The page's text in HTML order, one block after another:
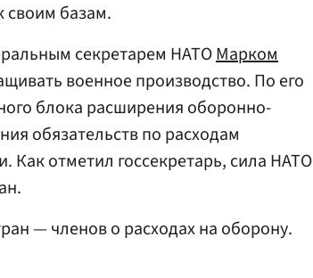
своим базам.
секретарем НАТОМарком
военное производство. По его
блока расширения оборонно-
обязательств по расходам
Как отметил госсекретарь, сила НАТО
— членов о расходах на оборону.